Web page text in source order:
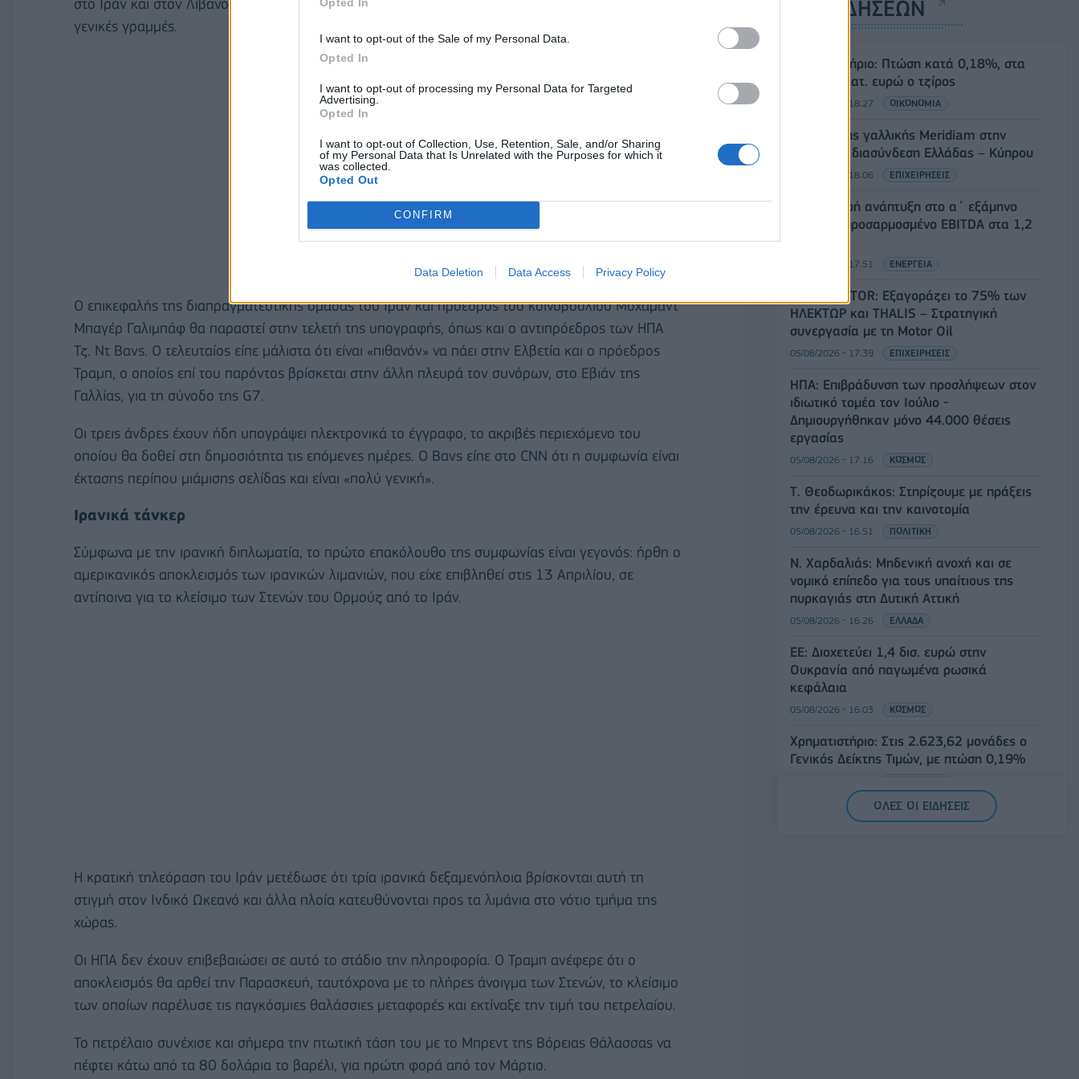
I want to opt-out of the Sale of my Personal Data.
Opted In
I want to opt-out of processing my Personal Data for Targeted
Advertising.
Opted In
I want to opt-out of Collection, Use, Retention, Sale, and/or Sharing
of my Personal Data that Is Unrelated with the Purposes for which it
was collected.
Opted Out
CONFIRM
Data Deletion Data Access Privacy Policy
γενικές γραμμές.
Ο επικεφαλής της διαπραγματευτικής ομάδας του Ιράν και πρόεδρος του κοινοβουλίου Μοχαμάντ
Μπαγέρ Γαλιμπάφ θα παραστεί στην τελετή της υπογραφής, όπως και ο αντιπρόεδρος των ΗΠΑ
Τζ. Ντ Βανς. Ο τελευταίος είπε μάλιστα ότι είναι «πιθανόν» να πάει στην Ελβετία και ο πρόεδρος
Τραμπ, ο οποίος επί του παρόντος βρίσκεται στην άλλη πλευρά τον συνόρων, στο Εβιάν της
Γαλλίας, για τη σύνοδο της G7.
Οι τρεις άνδρες έχουν ήδη υπογράψει ηλεκτρονικά το έγγραφο, το ακριβές περιεχόμενο του
οποίου θα δοθεί στη δημοσιότητα τις επόμενες ημέρες. Ο Βανς είπε στο CNN ότι η συμφωνία είναι
έκτασης περίπου μιάμισης σελίδας και είναι «πολύ γενική».
Ιρανικά τάνκερ
Σύμφωνα με την ιρανική διπλωματία, το πρώτο επακόλουθο της συμφωνίας είναι γεγονός: ήρθη ο
αμερικανικός αποκλεισμός των ιρανικών λιμανιών, που είχε επιβληθεί στις 13 Απριλίου, σε
αντίποινα για το κλείσιμο των Στενών του Ορμούζ από το Ιράν.
Η κρατική τηλεόραση του Ιράν μετέδωσε ότι τρία ιρανικά δεξαμενόπλοια βρίσκονται αυτή τη
στιγμή στον Ινδικό Ωκεανό και άλλα πλοία κατευθύνονται προς τα λιμάνια στο νότιο τμήμα της
χώρας.
Οι ΗΠΑ δεν έχουν επιβεβαιώσει σε αυτό το στάδιο την πληροφορία. Ο Τραμπ ανέφερε ότι ο
αποκλεισμός θα αρθεί την Παρασκευή, ταυτόχρονα με το πλήρες άνοιγμα των Στενών, το κλείσιμο
των οποίων παρέλυσε τις παγκόσμιες θαλάσσιες μεταφορές και εκτίναξε την τιμή του πετρελαίου.
Το πετρέλαιο συνέχισε και σήμερα την πτωτική τάση του με το Μπρεντ της Βόρειας Θάλασσας να
πέφτει κάτω από τα 80 δολάρια το βαρέλι, για πρώτη φορά από τον Μάρτιο.
ΡΟΗ ΕΙΔΗΣΕΩΝ
Χρηματιστήριο: Πτώση κατά 0,18%, στα
315,71 εκατ. ευρώ ο τζίρος
05/08/2026 - 18:27 ΟΙΚΟΝΟΜΙΑ
Είσοδος της γαλλικής Meridiam στην
ηλεκτρική διασύνδεση Ελλάδας – Κύπρου
05/08/2026 - 18:06 ΕΠΙΧΕΙΡΗΣΕΙΣ
ΔΕΗ: Ισχυρή ανάπτυξη στο α΄ εξάμηνο
2026 με προσαρμοσμένο EBITDA στα 1,2
05/08/2026 - 17:51 ΕΝΕΡΓΕΙΑ
Όμιλος AKTOR: Εξαγοράζει το 75% των
ΗΛΕΚΤΩΡ και THALIS – Στρατηγική
συνεργασία με τη Motor Oil
05/08/2026 - 17:39 ΕΠΙΧΕΙΡΗΣΕΙΣ
ΗΠΑ: Επιβράδυνση των προσλήψεων στον
ιδιωτικό τομέα τον Ιούλιο -
Δημιουργήθηκαν μόνο 44.000 θέσεις
εργασίας
05/08/2026 - 17:16 ΚΟΣΜΟΣ
Τ. Θεοδωρικάκος: Στηρίζουμε με πράξεις
την έρευνα και την καινοτομία
05/08/2026 - 16:51 ΠΟΛΙΤΙΚΗ
Ν. Χαρδαλιάς: Μηδενική ανοχή και σε
νομικό επίπεδο για τους υπαίτιους της
πυρκαγιάς στη Δυτική Αττική
05/08/2026 - 16:26 ΕΛΛΑΔΑ
ΕΕ: Διοχετεύει 1,4 δισ. ευρώ στην
Ουκρανία από παγωμένα ρωσικά
κεφάλαια
05/08/2026 - 16:03 ΚΟΣΜΟΣ
Χρηματιστήριο: Στις 2.623,62 μονάδες ο
Γενικός Δείκτης Τιμών, με πτώση 0,19%
Συνάλλαγμα: Το ευρώ ενισχύεται κατά
ΟΛΕΣ ΟΙ ΕΙΔΗΣΕΙΣ